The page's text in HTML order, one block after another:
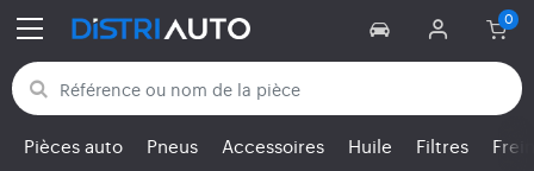
Retour aux catégories
Pièces auto Pneus Accessoires Huile Filtres